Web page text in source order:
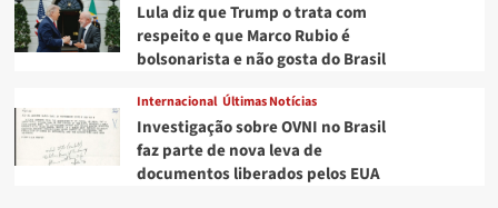
Lula diz que Trump o trata com
respeito e que Marco Rubio é
bolsonarista e não gosta do Brasil
Internacional Últimas Notícias
Investigação sobre OVNI no Brasil
faz parte de nova leva de
documentos liberados pelos EUA